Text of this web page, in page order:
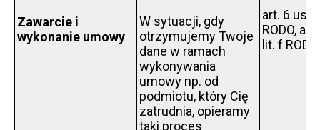
Zawarcie i
wykonanie umowy
W sytuacji, gdy
otrzymujemy Twoje
dane w ramach
wykonywania
umowy np. od
podmiotu, który Cię
zatrudnia, opieramy
taki proces
art. 6 ust.
RODO,
lit. f RODO